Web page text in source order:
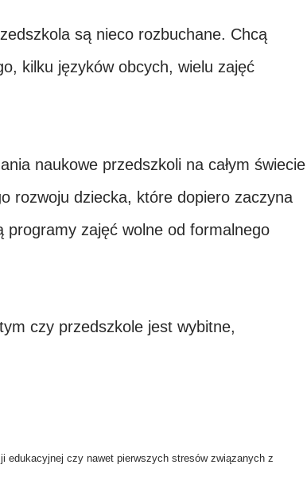
są nieco rozbuchane. Chcą
kilku języków obcych, wielu zajęć
naukowe przedszkoli na całym świecie
rozwoju dziecka, które dopiero zaczyna
zajęć wolne od formalnego
czy przedszkole jest wybitne,
edukacyjnej czy nawet pierwszych stresów związanych z